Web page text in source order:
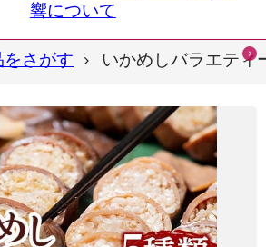
響について
さがす いかめしバラエテ